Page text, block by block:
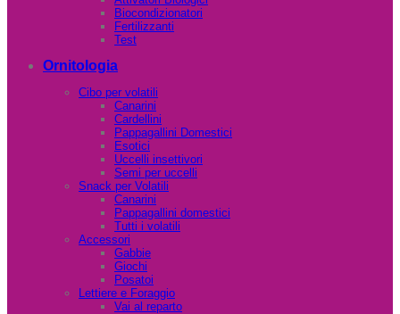
Biocondizionatori
Fertilizzanti
Test
Ornitologia
Cibo per volatili
Canarini
Cardellini
Pappagallini Domestici
Esotici
Uccelli insettivori
Semi per uccelli
Snack per Volatili
Canarini
Pappagallini domestici
Tutti i volatili
Accessori
Gabbie
Giochi
Posatoi
Lettiere e Foraggio
Vai al reparto